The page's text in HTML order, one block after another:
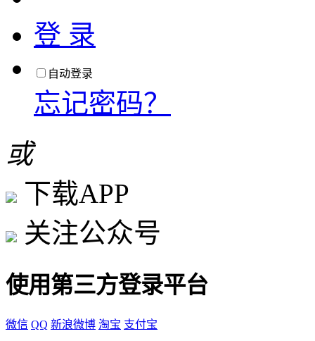
登 录
自动登录
忘记密码？
或
下载APP
关注公众号
使用第三方登录平台
微信 QQ 新浪微博 淘宝 支付宝